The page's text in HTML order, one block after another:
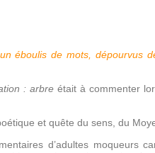
éboulis de mots, dépourvus
: arbreétait à commenter
et quête du sens, du
d’adultes moqueurs